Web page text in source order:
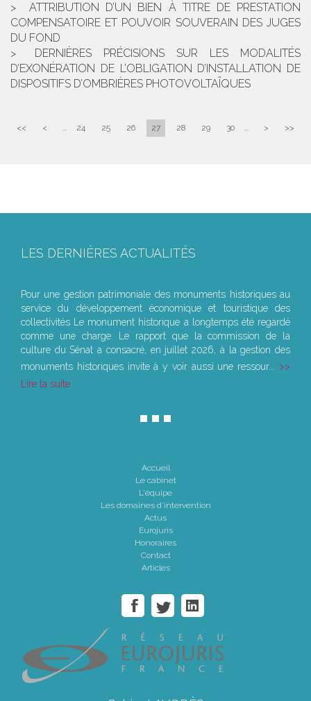
ATTRIBUTION D’UN BIEN À TITRE DE PRESTATION
COMPENSATOIRE ET POUVOIR SOUVERAIN DES JUGES
DU FOND
DERNIÈRES PRÉCISIONS SUR LES MODALITÉS
D’EXONÉRATION DE L’OBLIGATION D’INSTALLATION DE
DISPOSITIFS D’OMBRIÈRES PHOTOVOLTAÏQUES
<< < ... 24 25 26 27 28 29 30 ... > >>
LES DERNIÈRES ACTUALITÉS
Pour une gestion patrimoniale des monuments historiques au
service du développement économique et touristique des
collectivités Le monument historique a longtemps été regardé
comme une charge. Le rapport que la commission de la
culture du Sénat a consacré, en juillet 2026, à la gestion des
monuments historiques invite à y voir aussi une ressour...
Lire la suite
Accueil
Le cabinet
L'équipe
Les domaines d'intervention
Actus
Eurojuris
Honoraires
Contact
Articles